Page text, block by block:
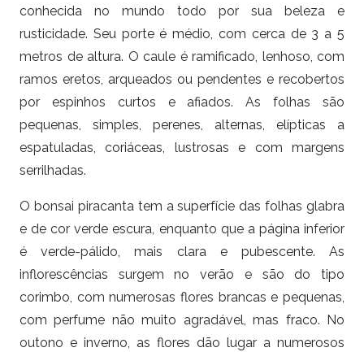
conhecida no mundo todo por sua beleza e
rusticidade. Seu porte é médio, com cerca de 3 a 5
metros de altura. O caule é ramificado, lenhoso, com
ramos eretos, arqueados ou pendentes e recobertos
por espinhos curtos e afiados. As folhas são
pequenas, simples, perenes, alternas, elípticas a
espatuladas, coriáceas, lustrosas e com margens
serrilhadas.
O bonsai piracanta tem a superfície das folhas glabra
e de cor verde escura, enquanto que a página inferior
é verde-pálido, mais clara e pubescente. As
inflorescências surgem no verão e são do tipo
corimbo, com numerosas flores brancas e pequenas,
com perfume não muito agradável, mas fraco. No
outono e inverno, as flores dão lugar a numerosos